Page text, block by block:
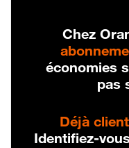
Chez
économies
pas
Déjà
Identifiez-